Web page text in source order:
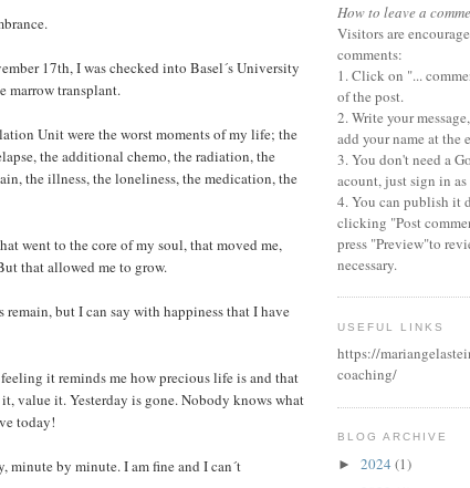
17th, I was checked into Basel´s University
marrow transplant.
Unit were the worst moments of my life; the
the additional chemo, the radiation, the
the illness, the loneliness, the medication, the
went to the core of my soul, that moved me,
that allowed me to grow.
remain, but I can say with happiness that I have
it reminds me how precious life is and that
value it. Yesterday is gone. Nobody knows what
today!
by minute. I am fine and I can´t
How to leave a
Visitors are
comments:
1. Click on "...
of the post.
2. Write your
add your name at the
3. You don't need a
acount, just sign in
4. You can publish it
clicking "Post
press "Preview"to
necessary.
USEFUL LINKS
https://
coaching/
BLOG ARCHIVE
► 2024 (1)